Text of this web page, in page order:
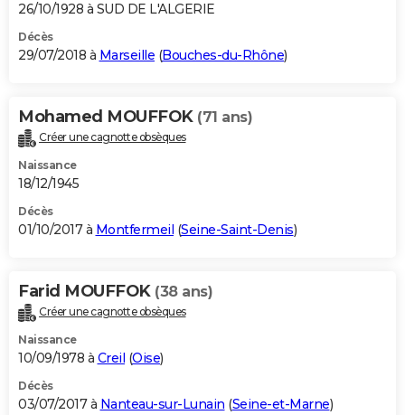
26/10/1928 à SUD DE L'ALGERIE
Décès
29/07/2018 à Marseille (Bouches-du-Rhône)
Mohamed MOUFFOK (71 ans)
Créer une cagnotte obsèques
Naissance
18/12/1945
Décès
01/10/2017 à Montfermeil (Seine-Saint-Denis)
Farid MOUFFOK (38 ans)
Créer une cagnotte obsèques
Naissance
10/09/1978 à Creil (Oise)
Décès
03/07/2017 à Nanteau-sur-Lunain (Seine-et-Marne)